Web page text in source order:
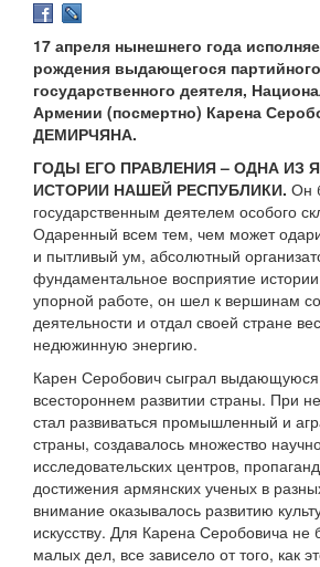
17 апреля нынешнего года
рождения выдающегося
государственного деятеля,
Армении (посмертно) Карена
ДЕМИРЧЯНА.
ГОДЫ ЕГО ПРАВЛЕНИЯ – ОДНА ИЗ
ИСТОРИИ НАШЕЙ РЕСПУБЛИКИ. Он
государственным деятелем особого
Одаренный всем тем, чем может
и пытливый ум, абсолютный
фундаментальное восприятие
упорной работе, он шел к вершинам
деятельности и отдал своей стране
недюжинную энергию.
Карен Серобович сыграл
всестороннем развитии страны. При
стал развиваться промышленный и
страны, создавалось множество
исследовательских центров,
достижения армянских ученых в
внимание оказывалось развитию
искусству. Для Карена Серобовича
малых дел, все зависело от того, как